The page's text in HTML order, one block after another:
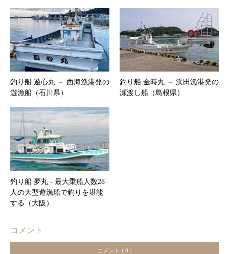
釣り船 遊心丸 － 西海漁港発の
遊漁船（石川県）
釣り船 金時丸 － 浜田漁港発の
瀬渡し船（島根県）
釣り船 夢丸 ‐ 最大乗船人数28
人の大型遊漁船で釣りを堪能
する（大阪）
コメント
コメント ( 0 )